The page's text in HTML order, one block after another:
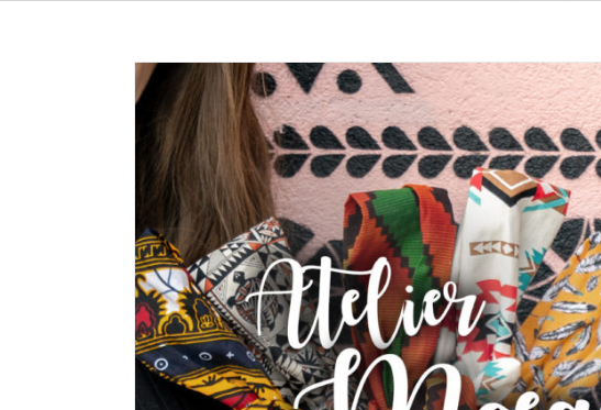
Veggie World Paris – octobre
au quotidien ECOLOGIE WEEKEND